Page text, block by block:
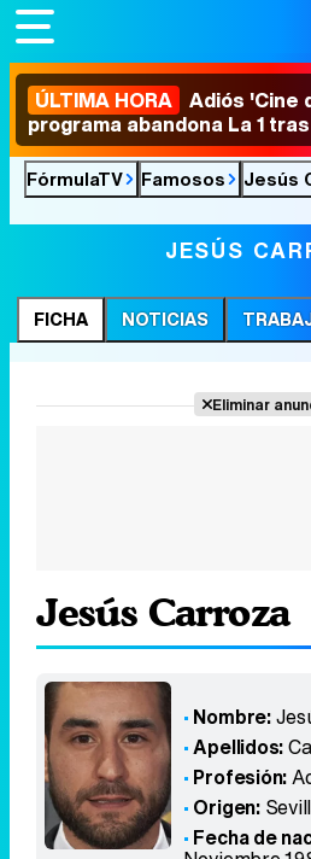
ÚLTIMA HORA Adiós 'Cine
programa abandona La 1
FórmulaTV Famosos Jesús
JESÚS
FICHA NOTICIAS
Eliminar
Jesús Carroza
Nombre:
Apellidos:
Profesión:
Origen:
Fecha de